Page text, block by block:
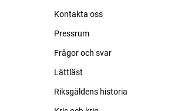
Kontakta oss
Pressrum
Frågor och svar
Lättläst
Riksgäldens historia